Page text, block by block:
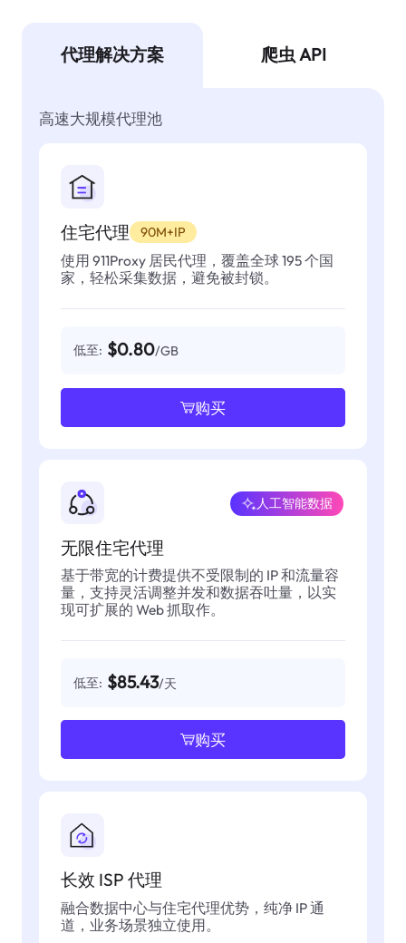
代理解决方案 爬虫 API
高速大规模代理池
住宅代理 90M+IP
使用 911Proxy 居民代理，覆盖全球 195 个国
家，轻松采集数据，避免被封锁。
低至: $0.80/GB
购买
无限住宅代理
人工智能数据
基于带宽的计费提供不受限制的 IP 和流量容
量，支持灵活调整并发和数据吞吐量，以实
现可扩展的 Web 抓取作。
低至: $85.43/天
购买
长效 ISP 代理
融合数据中心与住宅代理优势，纯净 IP 通
道，业务场景独立使用。